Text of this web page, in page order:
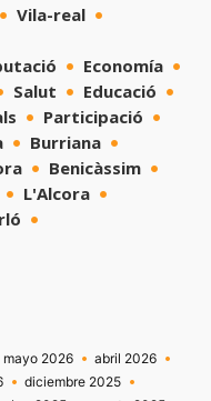
Vila-real
Economía
Salut
Educació
Participació
Burriana
Benicàssim
L'Alcora
mayo 2026
abril 2026
diciembre 2025